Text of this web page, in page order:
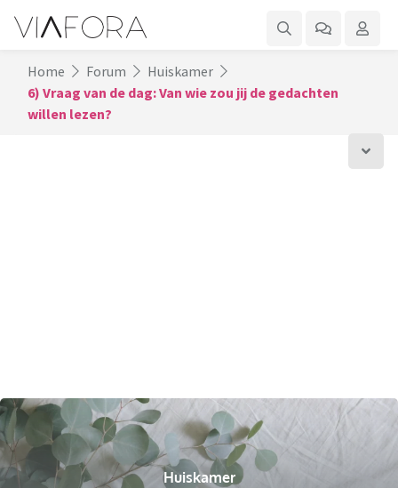
Home Forum
Huiskamer
6) Vraag van de dag: Van wie zou jij de gedachten
willen lezen?
Huiskamer